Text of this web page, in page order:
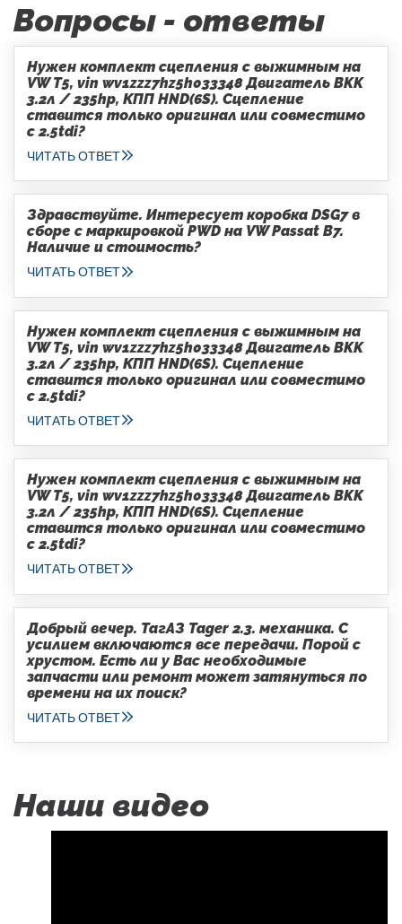
Вопросы - ответы
Нужен комплект сцепления с выжимным на
VW T5, vin wv1zzz7hz5h033348 Двигатель BKK
3.2л / 235hp, КПП HND(6S). Сцепление
ставится только оригинал или совместимо
с 2.5tdi?
ЧИТАТЬ ОТВЕТ
Здравствуйте. Интересует коробка DSG7 в
сборе с маркировкой PWD на VW Passat B7.
Наличие и стоимость?
ЧИТАТЬ ОТВЕТ
Нужен комплект сцепления с выжимным на
VW T5, vin wv1zzz7hz5h033348 Двигатель BKK
3.2л / 235hp, КПП HND(6S). Сцепление
ставится только оригинал или совместимо
с 2.5tdi?
ЧИТАТЬ ОТВЕТ
Нужен комплект сцепления с выжимным на
VW T5, vin wv1zzz7hz5h033348 Двигатель BKK
3.2л / 235hp, КПП HND(6S). Сцепление
ставится только оригинал или совместимо
с 2.5tdi?
ЧИТАТЬ ОТВЕТ
Добрый вечер. ТагАЗ Tager 2.3. механика. С
усилием включаются все передачи. Порой с
хрустом. Есть ли у Вас необходимые
запчасти или ремонт может затянуться по
времени на их поиск?
ЧИТАТЬ ОТВЕТ
Наши видео